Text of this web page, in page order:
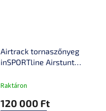
Airtrack tornaszőnyeg
inSPORTline Airstunt
mousse elektromos
rugalmas anyag,
Raktáron
120 000 Ft